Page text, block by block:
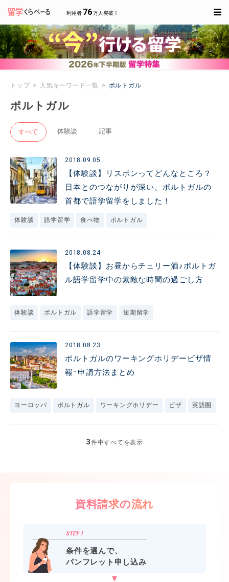
利用者 76万人突破！
トップ 人気キーワード一覧 ポルトガル
ポルトガル
すべて 体験談 記事
2018.09.05
【体験談】リスボンってどんなところ？
日本とのつながりが深い、ポルトガルの
首都で語学留学をしました！
体験談 語学留学 食べ物 ポルトガル
2018.08.24
【体験談】お昼からチェリー酒♪ポルトガ
ル語学留学中の素敵な時間の過ごし方
体験談 ポルトガル 語学留学 短期留学
2018.08.23
ポルトガルのワーキングホリデービザ情
報･申請方法まとめ
ヨーロッパ ポルトガル ワーキングホリデー ビザ 英語圏
3件中すべてを表示
資料請求の流れ
条件を選んで、
パンフレット申し込み